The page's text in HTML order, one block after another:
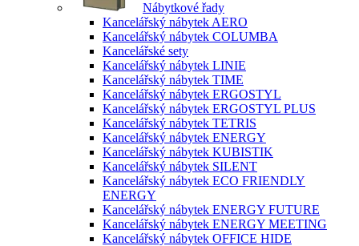
Nábytkové řady
Kancelářský nábytek AERO
Kancelářský nábytek COLUMBA
Kancelářské sety
Kancelářský nábytek LINIE
Kancelářský nábytek TIME
Kancelářský nábytek ERGOSTYL
Kancelářský nábytek ERGOSTYL PLUS
Kancelářský nábytek TETRIS
Kancelářský nábytek ENERGY
Kancelářský nábytek KUBISTIK
Kancelářský nábytek SILENT
Kancelářský nábytek ECO FRIENDLY
ENERGY
Kancelářský nábytek ENERGY FUTURE
Kancelářský nábytek ENERGY MEETING
Kancelářský nábytek OFFICE HIDE